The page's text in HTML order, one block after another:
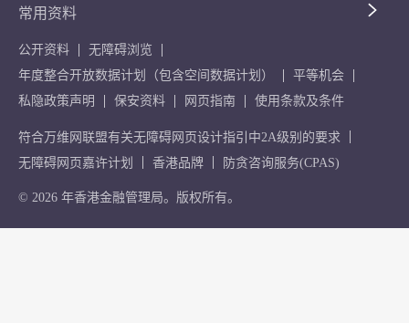
常用资料
公开资料
无障碍浏览
年度整合开放数据计划（包含空间数据计划）
平等机会
私隐政策声明
保安资料 网页指南 使用条款及条件
符合万维网联盟有关无障碍网页设计指引中2A级别的要求
无障碍网页嘉许计划
香港品牌 防贪咨询服务(CPAS)
© 2026 年香港金融管理局。版权所有。